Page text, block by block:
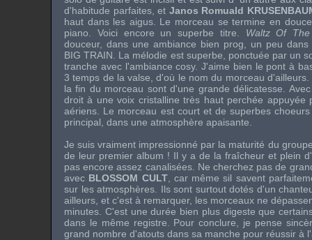
d'habitude parfaites, et Janos Romuald
haut dans les aigus. Le morceau se termine en
piano. Voici encore un superbe titre. Waltz Of
douceur, dans une ambiance bien prog, un peu
BIG TRAIN . La mélodie est superbe, ponctuée par un
tranche avec l'ambiance cosy. J'aime bien le pont à
3 temps de la valse, d'où le nom du morceau
la fin du morceau sont d'une grande délicatesse.
droit à une voix cristalline très haut perchée appuyée
aériens. Le morceau est court et de superbes
principal, dans une atmosphère apaisante.
Je suis vraiment impressionné par la maturité du
de leur premier album ! Il y a de la fraîcheur et plein
pas encore assez canalisées. Ne cherchez pas de
avec BLOSSOM CULT, car même sil savent
sur les atmosphères. Ils sont surtout dotés d'un
ailleurs, et c'est à remarquer, les morceaux ne
minutes. C'est une durée bien plus digeste que
dans le même registre. Pour conclure, je pense
grand nombre d'atouts dans sa manche pour réussir à